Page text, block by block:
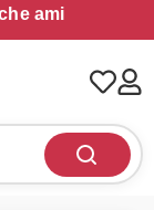
ami